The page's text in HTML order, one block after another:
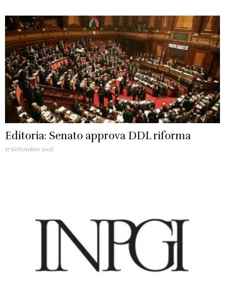
Editoria: Senato approva DDL riforma
17 Settembre 2016